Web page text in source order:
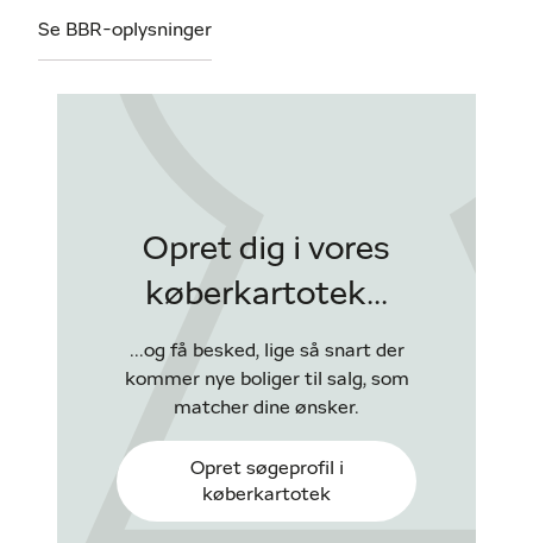
Se BBR-oplysninger
Opret dig i vores
køberkartotek...
...og få besked, lige så snart der
kommer nye boliger til salg, som
matcher dine ønsker.
Opret søgeprofil i
køberkartotek